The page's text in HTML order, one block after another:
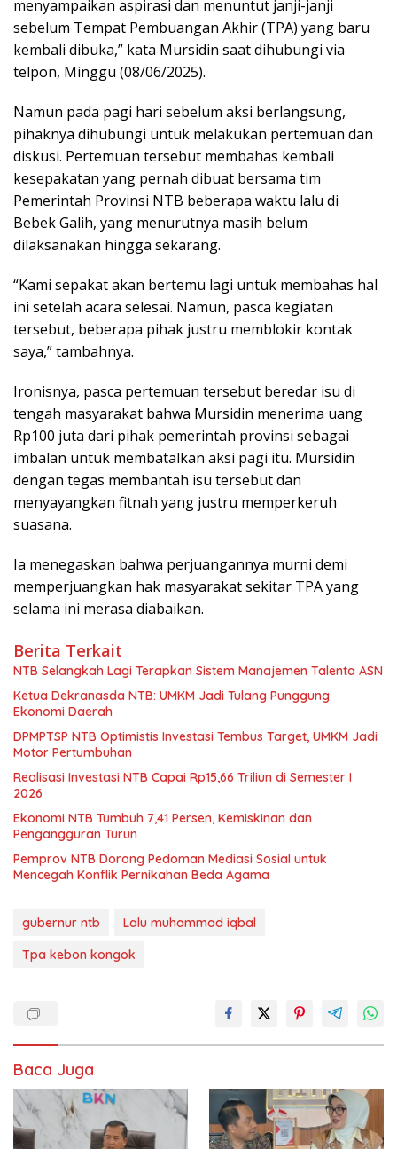
menyampaikan aspirasi dan menuntut janji-janji
sebelum Tempat Pembuangan Akhir (TPA) yang baru
kembali dibuka,” kata Mursidin saat dihubungi via
telpon, Minggu (08/06/2025).
Namun pada pagi hari sebelum aksi berlangsung,
pihaknya dihubungi untuk melakukan pertemuan dan
diskusi. Pertemuan tersebut membahas kembali
kesepakatan yang pernah dibuat bersama tim
Pemerintah Provinsi NTB beberapa waktu lalu di
Bebek Galih, yang menurutnya masih belum
dilaksanakan hingga sekarang.
“Kami sepakat akan bertemu lagi untuk membahas hal
ini setelah acara selesai. Namun, pasca kegiatan
tersebut, beberapa pihak justru memblokir kontak
saya,” tambahnya.
Ironisnya, pasca pertemuan tersebut beredar isu di
tengah masyarakat bahwa Mursidin menerima uang
Rp100 juta dari pihak pemerintah provinsi sebagai
imbalan untuk membatalkan aksi pagi itu. Mursidin
dengan tegas membantah isu tersebut dan
menyayangkan fitnah yang justru memperkeruh
suasana.
Ia menegaskan bahwa perjuangannya murni demi
memperjuangkan hak masyarakat sekitar TPA yang
selama ini merasa diabaikan.
Berita Terkait
NTB Selangkah Lagi Terapkan Sistem Manajemen Talenta ASN
Ketua Dekranasda NTB: UMKM Jadi Tulang Punggung
Ekonomi Daerah
DPMPTSP NTB Optimistis Investasi Tembus Target, UMKM Jadi
Motor Pertumbuhan
Realisasi Investasi NTB Capai Rp15,66 Triliun di Semester I
2026
Ekonomi NTB Tumbuh 7,41 Persen, Kemiskinan dan
Pengangguran Turun
Pemprov NTB Dorong Pedoman Mediasi Sosial untuk
Mencegah Konflik Pernikahan Beda Agama
gubernur ntb
Lalu muhammad iqbal
Tpa kebon kongok
Baca Juga